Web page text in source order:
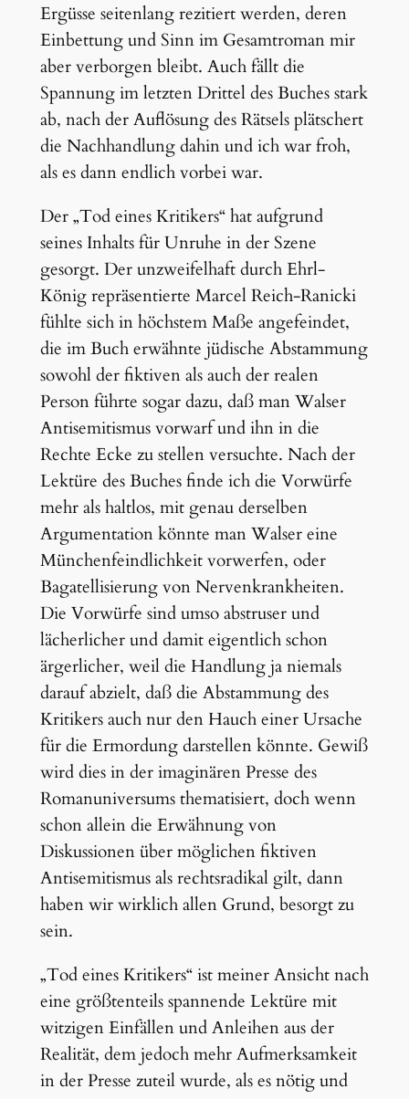
Ergüsse seitenlang rezitiert werden, deren
Einbettung und Sinn im Gesamtroman mir
aber verborgen bleibt. Auch fällt die
Spannung im letzten Drittel des Buches stark
ab, nach der Auflösung des Rätsels plätschert
die Nachhandlung dahin und ich war froh,
als es dann endlich vorbei war.
Der „Tod eines Kritikers“ hat aufgrund
seines Inhalts für Unruhe in der Szene
gesorgt. Der unzweifelhaft durch Ehrl-
König repräsentierte Marcel Reich-Ranicki
fühlte sich in höchstem Maße angefeindet,
die im Buch erwähnte jüdische Abstammung
sowohl der fiktiven als auch der realen
Person führte sogar dazu, daß man Walser
Antisemitismus vorwarf und ihn in die
Rechte Ecke zu stellen versuchte. Nach der
Lektüre des Buches finde ich die Vorwürfe
mehr als haltlos, mit genau derselben
Argumentation könnte man Walser eine
Münchenfeindlichkeit vorwerfen, oder
Bagatellisierung von Nervenkrankheiten.
Die Vorwürfe sind umso abstruser und
lächerlicher und damit eigentlich schon
ärgerlicher, weil die Handlung ja niemals
darauf abzielt, daß die Abstammung des
Kritikers auch nur den Hauch einer Ursache
für die Ermordung darstellen könnte. Gewiß
wird dies in der imaginären Presse des
Romanuniversums thematisiert, doch wenn
schon allein die Erwähnung von
Diskussionen über möglichen fiktiven
Antisemitismus als rechtsradikal gilt, dann
haben wir wirklich allen Grund, besorgt zu
sein.
„Tod eines Kritikers“ ist meiner Ansicht nach
eine größtenteils spannende Lektüre mit
witzigen Einfällen und Anleihen aus der
Realität, dem jedoch mehr Aufmerksamkeit
in der Presse zuteil wurde, als es nötig und